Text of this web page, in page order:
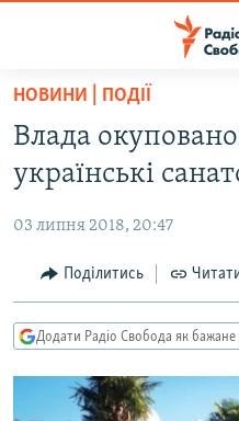
Перейти
основного
матеріалу
Перейти
до
навігації
Перейти
до
ВСЕ ЗА ДОБУ
СТАТТІ
ПОЛІТИКА
ЕКОНОМІКА
КУЛЬТУРА
СПОРТ
ВІЙНА
РОСІЙСЬКА «ФІЛЬТРАЦІЯ»
КРИМ.РЕАЛІЇ
ТИ ЯК?
НОВИНИ | ПОДІЇ
Влада
українські
03 липня 2018, 20:47
Поділитись
Додати Радіо Свобода як